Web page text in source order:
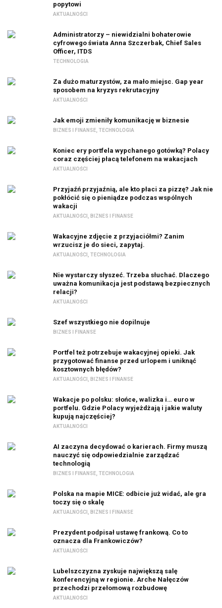
popytowi
AKTUALNOŚCI
Administratorzy – niewidzialni bohaterowie
cyfrowego świata Anna Szczerbak, Chief Sales
Officer, ITDS
TECHNOLOGIA
Za dużo maturzystów, za mało miejsc. Gap year
sposobem na kryzys rekrutacyjny
AKTUALNOŚCI
Jak emoji zmieniły komunikację w biznesie
BIZNES I FINANSE TECHNOLOGIA
Koniec ery portfela wypchanego gotówką? Polacy
coraz częściej płacą telefonem na wakacjach
AKTUALNOŚCI
Przyjaźń przyjaźnią, ale kto płaci za pizzę? Jak nie
pokłócić się o pieniądze podczas wspólnych
wakacji
AKTUALNOŚCI BIZNES I FINANSE
Wakacyjne zdjęcie z przyjaciółmi? Zanim
wrzucisz je do sieci, zapytaj.
AKTUALNOŚCI TECHNOLOGIA
Nie wystarczy słyszeć. Trzeba słuchać. Dlaczego
uważna komunikacja jest podstawą bezpiecznych
relacji?
AKTUALNOŚCI
Szef wszystkiego nie dopilnuje
BIZNES I FINANSE
Portfel też potrzebuje wakacyjnej opieki. Jak
przygotować finanse przed urlopem i uniknąć
kosztownych błędów?
AKTUALNOŚCI BIZNES I FINANSE
Wakacje po polsku: słońce, walizka i… euro w
portfelu. Gdzie Polacy wyjeżdżają i jakie waluty
kupują najczęściej?
AKTUALNOŚCI
AI zaczyna decydować o karierach. Firmy muszą
nauczyć się odpowiedzialnie zarządzać
technologią
BIZNES I FINANSE TECHNOLOGIA
Polska na mapie MICE: odbicie już widać, ale gra
toczy się o skalę
AKTUALNOŚCI BIZNES I FINANSE
Prezydent podpisał ustawę frankową. Co to
oznacza dla Frankowiczów?
AKTUALNOŚCI
Lubelszczyzna zyskuje największą salę
konferencyjną w regionie. Arche Nałęczów
przechodzi przełomową rozbudowę
AKTUALNOŚCI